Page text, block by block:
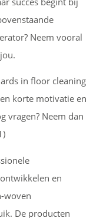
Neem vooral
korte motivatie en
vragen? Neem dan
en
woven
De producten